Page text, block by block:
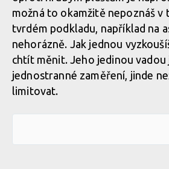
možná to okamžitě nepoznáš v
tvrdém podkladu, například na
nehorázně. Jak jednou
chtít měnit. Jeho jedinou
jednostranné zaměření, jinde
limitovat.